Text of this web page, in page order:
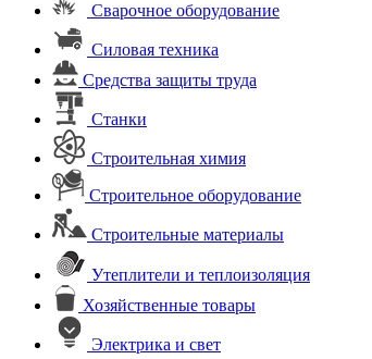
Сварочное оборудование
Силовая техника
Средства защиты труда
Станки
Строительная химия
Строительное оборудование
Строительные материалы
Утеплители и теплоизоляция
Хозяйственные товары
Электрика и свет